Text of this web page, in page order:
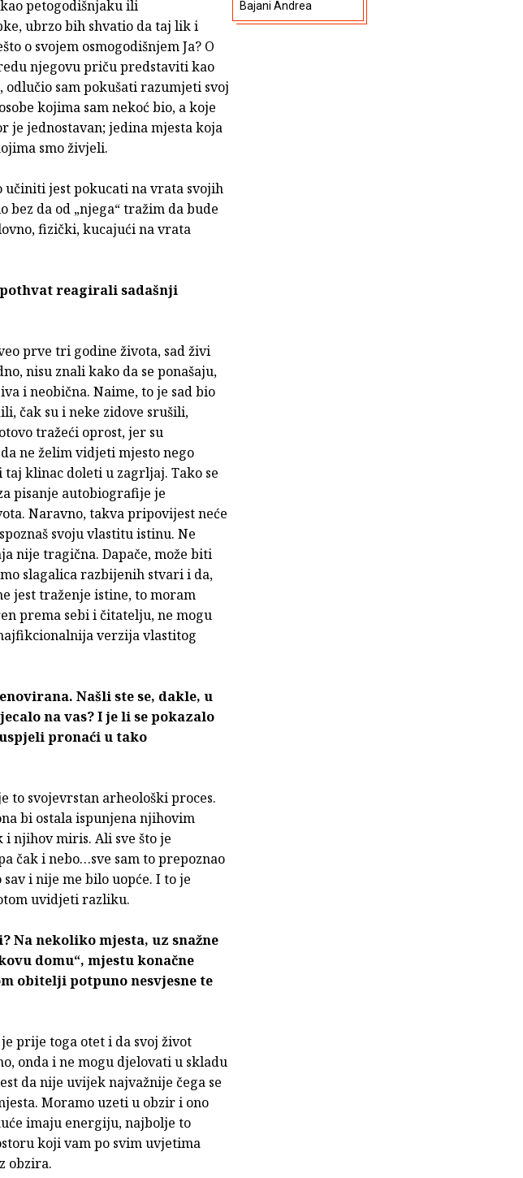
Bajani Andrea
petogodišnjaku ili
ubrzo bih shvatio da taj lik i
o svojem osmogodišnjem Ja? O
njegovu priču predstaviti kao
sam pokušati razumjeti svoj
kojima sam nekoć bio, a koje
je jednostavan; jedina mjesta koja
smo živjeli.
učiniti jest pokucati na vrata svojih
da od „njega“ tražim da bude
fizički, kucajući na vrata
reagirali sadašnji
prve tri godine života, sad živi
nisu znali kako da se ponašaju,
i neobična. Naime, to je sad bio
čak su i neke zidove srušili,
tražeći oprost, jer su
ne želim vidjeti mjesto nego
taj klinac doleti u zagrljaj. Tako se
pisanje autobiografije je
Naravno, takva pripovijest neće
svoju vlastitu istinu. Ne
nije tragična. Dapače, može biti
slagalica razbijenih stvari i da,
jest traženje istine, to moram
prema sebi i čitatelju, ne mogu
verzija vlastitog
Našli ste se, dakle, u
na vas? I je li se pokazalo
pronaći u tako
to svojevrstan arheološki proces.
bi ostala ispunjena njihovim
i njihov miris. Ali sve što je
čak i nebo…sve sam to prepoznao
i nije me bilo uopće. I to je
uvidjeti razliku.
Na nekoliko mjesta, uz snažne
domu“, mjestu konačne
obitelji potpuno nesvjesne te
prije toga otet i da svoj život
onda i ne mogu djelovati u skladu
da nije uvijek najvažnije čega se
Moramo uzeti u obzir i ono
imaju energiju, najbolje to
koji vam po svim uvjetima
obzira.